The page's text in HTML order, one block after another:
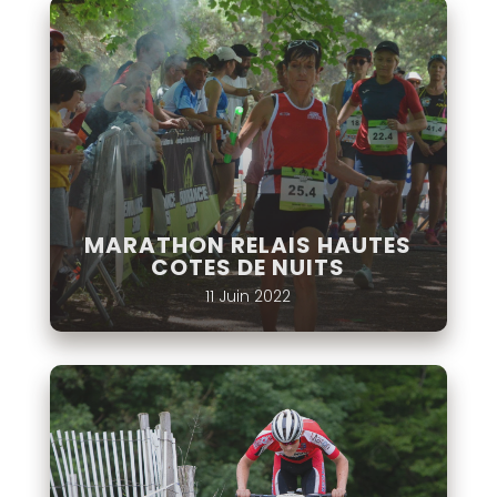
MARATHON RELAIS HAUTES
COTES DE NUITS
11 Juin 2022